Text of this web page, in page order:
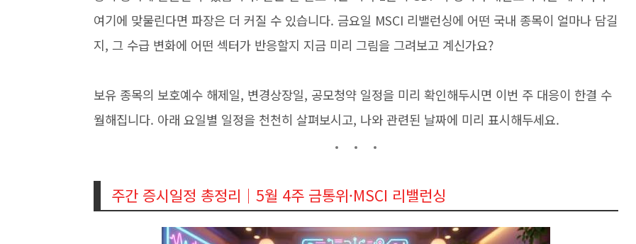
여기에 맞물린다면 파장은 더 커질 수 있습니다. 금요일 MSCI 리밸런싱에 어떤 국내 종목이 얼마나 담길
지, 그 수급 변화에 어떤 섹터가 반응할지 지금 미리 그림을 그려보고 계신가요?
보유 종목의 보호예수 해제일, 변경상장일, 공모청약 일정을 미리 확인해두시면 이번 주 대응이 한결 수
월해집니다. 아래 요일별 일정을 천천히 살펴보시고, 나와 관련된 날짜에 미리 표시해두세요.
주간 증시일정 총정리｜5월 4주 금통위·MSCI 리밸런싱